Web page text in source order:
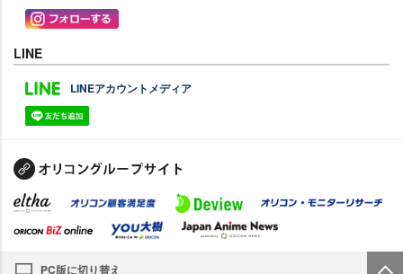
LINE
LINEアカウントメディア
PC版に切り替え